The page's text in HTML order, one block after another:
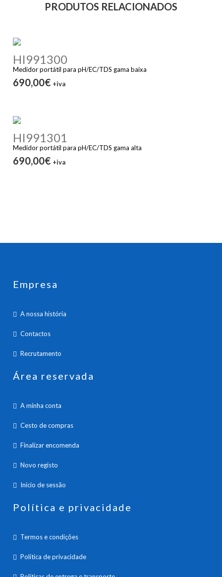
PRODUTOS RELACIONADOS
HI991300
Medidor portátil para pH/EC/TDS gama baixa
690,00€ +iva
HI991301
Medidor portátil para pH/EC/TDS gama alta
690,00€ +iva
Empresa
A nossa história
Contactos
Recrutamento
Área reservada
A minha conta
Cesto de compras
Finalizar encomenda
Novo registo
Inicio de sessão
Política e privacidade
Termos e condições
Política de privacidade